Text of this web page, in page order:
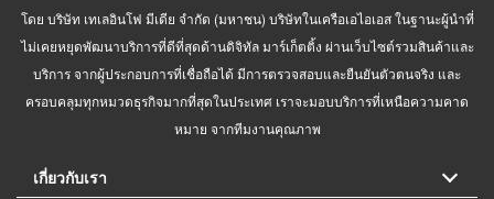
โดย บริษัท เทเลอินโฟ มีเดีย จำกัด (มหาชน) บริษัทในเครือเอไอเอส ในฐานะผู้นำที่
ไม่เคยหยุดพัฒนาบริการที่ดีที่สุดด้านดิจิทัล มาร์เก็ตติ้ง ผ่านเว็บไซต์รวมสินค้าและ
บริการ จากผู้ประกอบการที่เชื่อถือได้ มีการตรวจสอบและยืนยันตัวตนจริง และ
ครอบคลุมทุกหมวดธุรกิจมากที่สุดในประเทศ เราจะมอบบริการที่เหนือความคาด
หมาย จากทีมงานคุณภาพ
เกี่ยวกับเรา